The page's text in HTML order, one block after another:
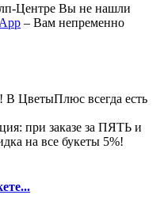
Центре Вы не нашли
– Вам непременно
В ЦветыПлюс всегда есть
при заказе за ПЯТЬ и
на все букеты 5%!